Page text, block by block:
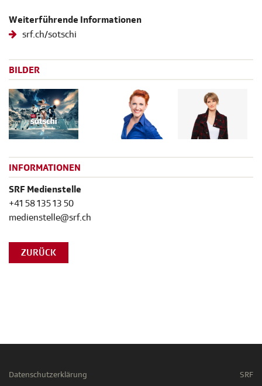
Weiterführende Informationen
srf.ch/sotschi
BILDER
INFORMATIONEN
SRF Medienstelle
+41 58 135 13 50
medienstelle@srf.ch
ZURÜCK
Datenschutzerklärung SRF